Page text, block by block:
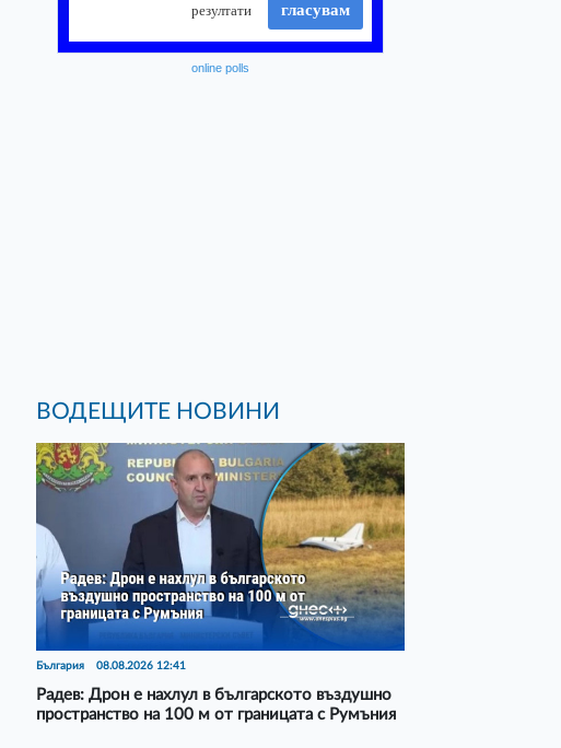
online polls
ВОДЕЩИТЕ НОВИНИ
България 08.08.2026 12:41
Радев: Дрон е нахлул в българското въздушно
пространство на 100 м от границата с Румъния